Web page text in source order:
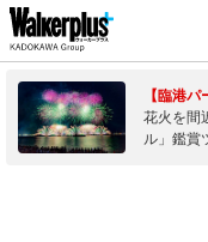
【臨港
花火を間
ル」鑑賞